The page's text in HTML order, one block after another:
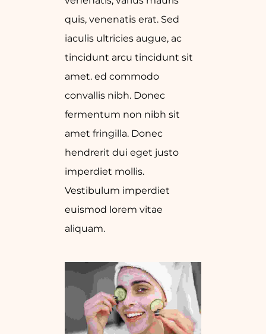
quis, venenatis erat. Sed
iaculis ultricies augue, ac
tincidunt arcu tincidunt sit
amet. ed commodo
convallis nibh. Donec
fermentum non nibh sit
amet fringilla. Donec
hendrerit dui eget justo
imperdiet mollis.
Vestibulum imperdiet
euismod lorem vitae
aliquam.